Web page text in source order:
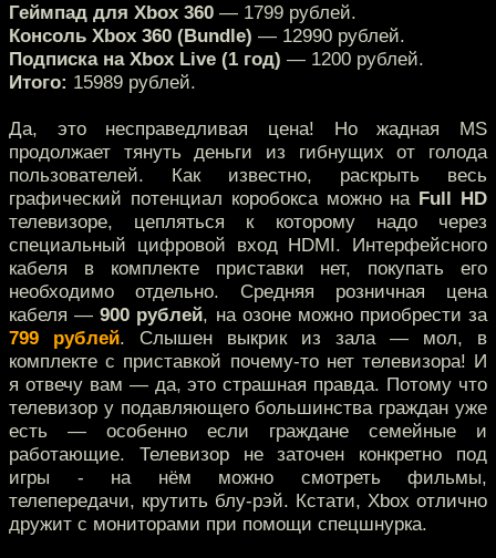
Геймпад для Xbox 360 — 1799 рублей.
Консоль Xbox 360 (Bundle) — 12990 рублей.
Подписка на Xbox Live (1 год) — 1200 рублей.
Итого: 15989 рублей.
Да, это несправедливая цена! Но жадная MS
продолжает тянуть деньги из гибнущих от голода
пользователей. Как известно, раскрыть весь
графический потенциал коробокса можно на Full HD
телевизоре, цепляться к которому надо через
специальный цифровой вход HDMI. Интерфейсного
кабеля в комплекте приставки нет, покупать его
необходимо отдельно. Средняя розничная цена
кабеля —900 рублей, на озоне можно приобрести за
799 рублей. Слышен выкрик из зала — мол, в
комплекте с приставкой почему-то нет телевизора! И
я отвечу вам — да, это страшная правда. Потому что
телевизор у подавляющего большинства граждан уже
есть — особенно если граждане семейные и
работающие. Телевизор не заточен конкретно под
игры - на нём можно смотреть фильмы,
телепередачи, крутить блу-рэй. Кстати, Xbox отлично
дружит с мониторами при помощи спецшнурка.